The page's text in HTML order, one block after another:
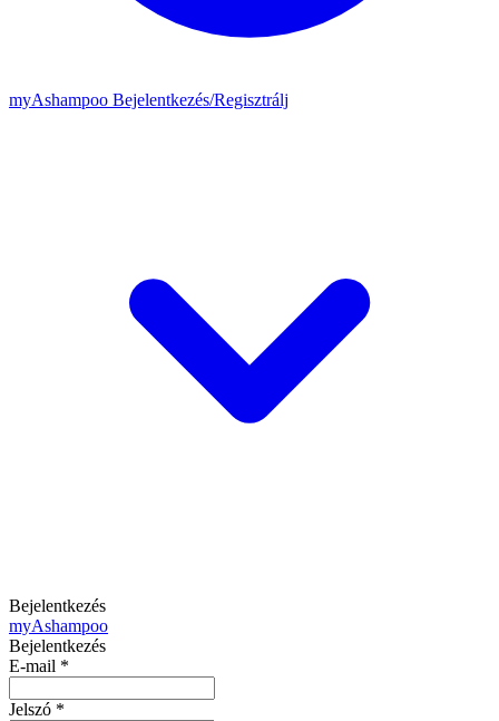
myAshampoo Bejelentkezés/Regisztrálj
Bejelentkezés
myAshampoo
Bejelentkezés
E-mail *
Jelszó *